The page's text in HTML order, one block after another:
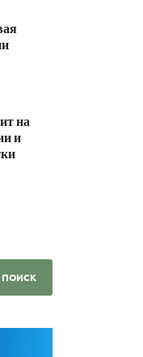
на
и